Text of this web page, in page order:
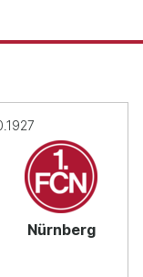
Nürnberg